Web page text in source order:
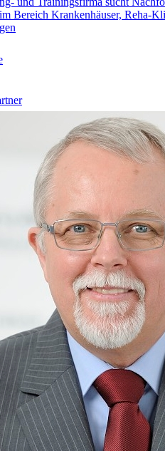
Bereich Krankenhäuser, Reha-